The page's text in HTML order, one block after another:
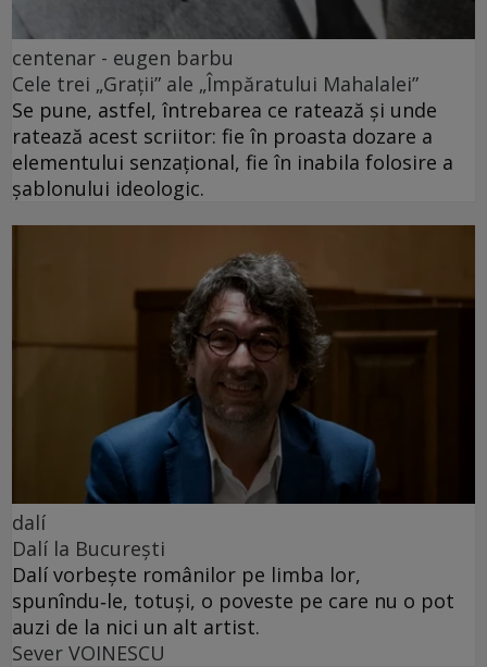
centenar - eugen barbu
Cele trei „Grații” ale „Împăratului Mahalalei”
Se pune, astfel, întrebarea ce ratează și unde
ratează acest scriitor: fie în proasta dozare a
elementului senzațional, fie în inabila folosire a
șablonului ideologic.
dalí
Dalí la București
Dalí vorbește românilor pe limba lor,
spunîndu‑le, totuși, o poveste pe care nu o pot
auzi de la nici un alt artist.
Sever VOINESCU